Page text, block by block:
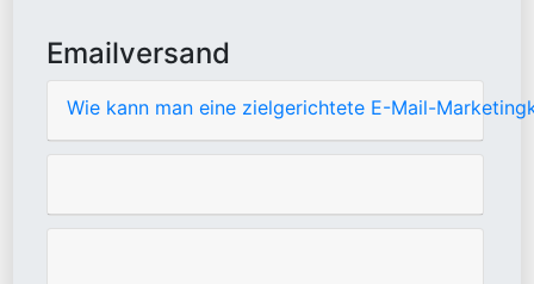
Emailversand
Wie kann man eine zielgerichtete E-Mail-